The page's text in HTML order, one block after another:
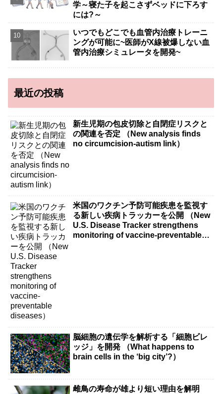
学～寝た子を起こさずベッドに下ろす
には?～
いつでもどこでも血管内治療トレーニ
ングが可能に~医師がX線被爆しない血
管内治療シミュレータを開発~
最近の投稿
新生児期の包皮切除と自閉症リスクと
の関連を否定 （New analysis finds
no circumcision-autism link）
米国のワクチン予防可能疾患を監視す
る新しい疾病トラッカーを公開 （New
U.S. Disease Tracker strengthens
monitoring of vaccine-preventable
脳細胞の遺伝学を解析する「細胞ビレ
ッジ」を開発 （What happens to
brain cells in the ‘big city’?）
雌鳥の寿命が雄より短い理由を解明